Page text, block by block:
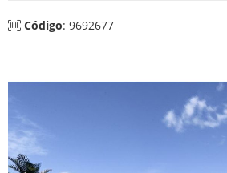
Código: 9692677